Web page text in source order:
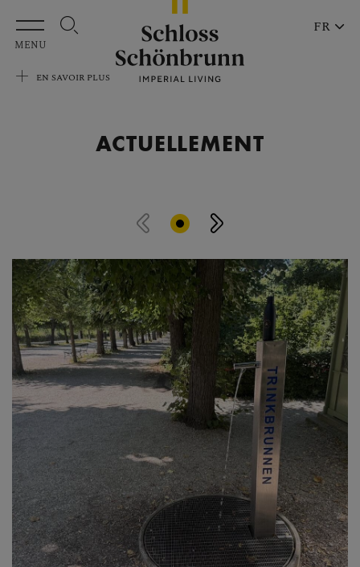
Aller au contenu principal
MENU
EN SAVOIR PLUS
FR
ACTUELLEMENT